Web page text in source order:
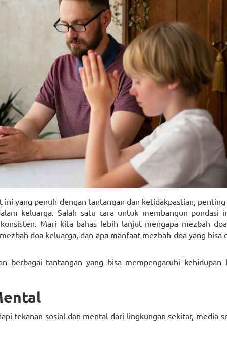
ini yang penuh dengan tantangan dan ketidakpastian,
keluarga. Salah satu cara untuk membangun pondasi
Mari kita bahas lebih lanjut mengapa mezbah
doa keluarga, dan apa manfaat mezbah doa yang bisa
berbagai tantangan yang bisa mempengaruhi kehidupan
tekanan sosial dan mental dari lingkungan sekitar, media